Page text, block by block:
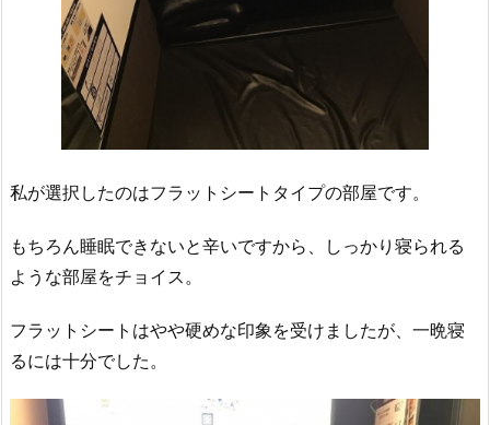
私が選択したのはフラットシートタイプの部屋です。
もちろん睡眠できないと辛いですから、しっかり寝られる
ような部屋をチョイス。
フラットシートはやや硬めな印象を受けましたが、一晩寝
るには十分でした。